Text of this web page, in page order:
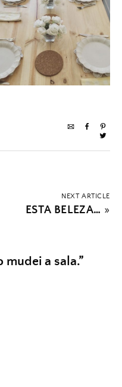
NEXT ARTICLE
ESTA BELEZA… »
mudei a sala.”